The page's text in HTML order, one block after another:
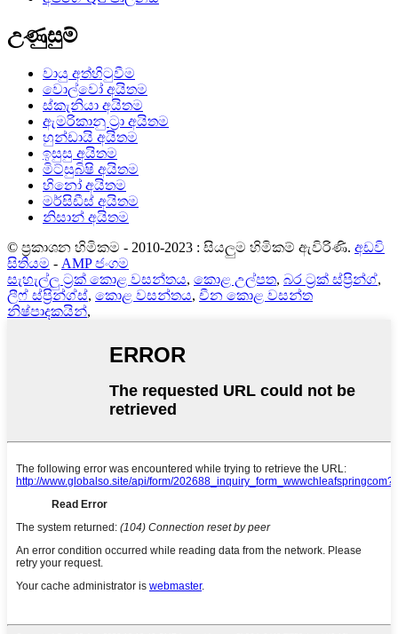
උණුසුම්
වායු අත්හිටුවීම
වොල්වෝ අයිතම
ස්කැනියා අයිතම
ඇමරිකානු ට්‍රා අයිතම
හුන්ඩායි අයිතම
ඉසුසු අයිතම
මිට්සුබිෂි අයිතම
හිනෝ අයිතම
මර්සිඩීස් අයිතම
නිසාන් අයිතම
© ප්‍රකාශන හිමිකම - 2010-2023 : සියලුම හිමිකම් ඇවිරිණි. අඩවි
සිතියම - AMP ජංගම
සැහැල්ලු ට්‍රක් කොළ වසන්තය, කොළ උල්පත, බර ට්‍රක් ස්ප්‍රින්ග්,
ලීෆ් ස්ප්‍රින්ග්ස්, කොළ වසන්තය, චීන කොළ වසන්ත
නිෂ්පාදකයින්,